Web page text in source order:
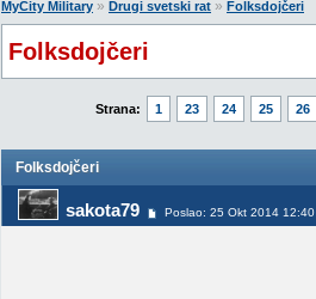
MyCity Military » Drugi svetski rat » Folksdojčeri
Folksdojčeri
Strana: 1 23 24 25 26
Folksdojčeri
sakota79 Poslao: 25 Okt 2014 12:40